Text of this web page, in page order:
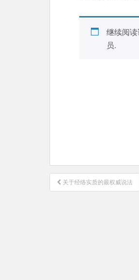
继续阅
员.
文
章
关于经络实质的最权威说法